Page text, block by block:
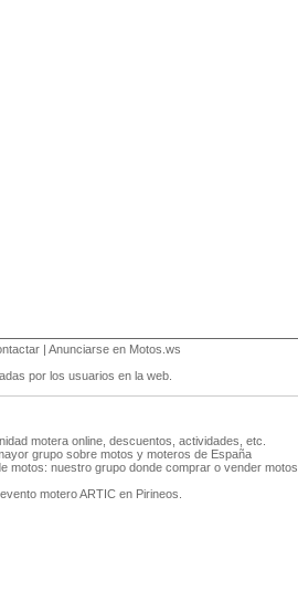
| Anunciarse en Motos.ws
por los usuarios en la web.
motera online, descuentos, actividades, etc.
grupo sobre motos y moteros de España
motos: nuestro grupo donde comprar o vender motos
motero ARTIC en Pirineos